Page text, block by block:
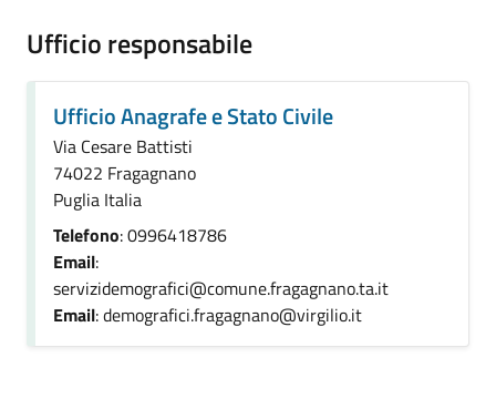
Ufficio responsabile
Ufficio Anagrafe e Stato Civile
Via Cesare Battisti
74022 Fragagnano
Puglia Italia
Telefono: 0996418786
Email:
servizidemografici@comune.fragagnano.ta.it
Email: demografici.fragagnano@virgilio.it